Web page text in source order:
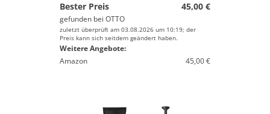
Bester Preis
45,00 €
gefunden bei OTTO
zuletzt überprüft am 03.08.2026 um 10:19; der
Preis kann sich seitdem geändert haben.
Weitere Angebote:
Amazon
45,00 €